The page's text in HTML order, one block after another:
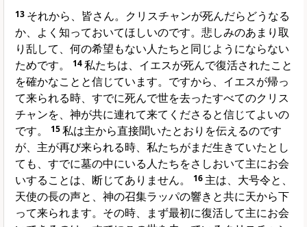
13 それから、皆さん。クリスチャンが死んだらどうなる
か、よく知っておいてほしいのです。悲しみのあまり取
り乱して、何の希望もない人たちと同じようにならない
ためです。
14私たちは、イエスが死んで復活されたこと
を確かなことと信じています。ですから、イエスが帰っ
て来られる時、すでに死んで世を去ったすべてのクリス
チャンを、神が共に連れて来てくださると信じてよいの
です。
15私は主から直接聞いたとおりを伝えるのです
が、主が再び来られる時、私たちがまだ生きていたとし
ても、すでに墓の中にいる人たちをさしおいて主にお会
いすることは、断じてありません。
16 主は、大号令と、
天使の長の声と、神の召集ラッパの響きと共に天から下
って来られます。その時、まず最初に復活して主にお会